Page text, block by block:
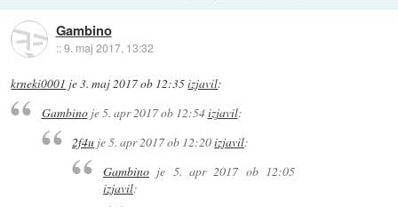
Gambino
::9. maj 2017, 13:32
krneki0001 je3. maj 2017 ob 12:35izjavil:
Gambinoje5. apr 2017 ob 12:54izjavil:
2f4u je5. apr 2017 ob 12:20izjavil:
Gambinoje 5. apr 2017 ob 12:05
izjavil: